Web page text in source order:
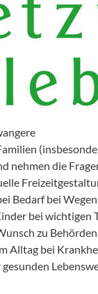
nehmen die
Bedarf bei
bei wichtigen
zu
Alltag bei